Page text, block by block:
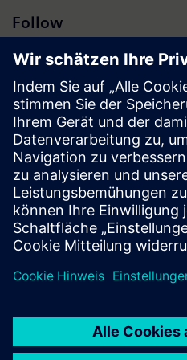
Follow
Presse | Unternehmen | Siemens
© Siemens 1996 – 2026
Impressum
Datenschutz
Cookie Richtlinien
Nutzungsbedingungen
Social Media